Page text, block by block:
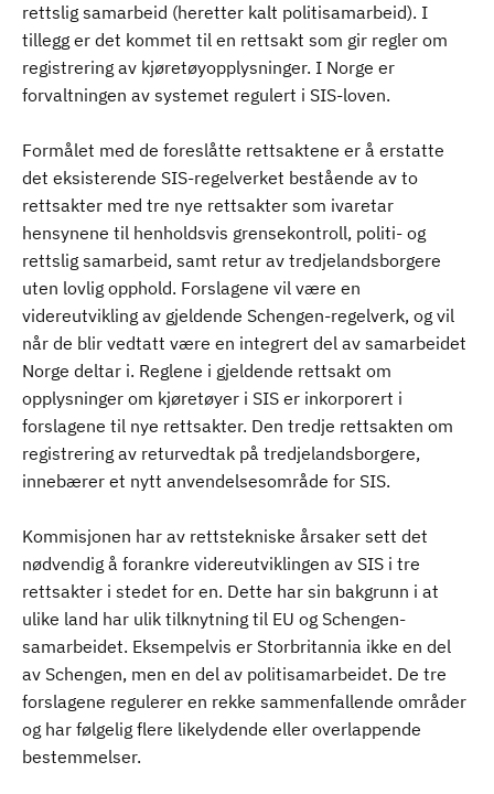
rettslig samarbeid (heretter kalt politisamarbeid). I
tillegg er det kommet til en rettsakt som gir regler om
registrering av kjøretøyopplysninger. I Norge er
forvaltningen av systemet regulert i SIS-loven.
Formålet med de foreslåtte rettsaktene er å erstatte
det eksisterende SIS-regelverket bestående av to
rettsakter med tre nye rettsakter som ivaretar
hensynene til henholdsvis grensekontroll, politi- og
rettslig samarbeid, samt retur av tredjelandsborgere
uten lovlig opphold. Forslagene vil være en
videreutvikling av gjeldende Schengen-regelverk, og vil
når de blir vedtatt være en integrert del av samarbeidet
Norge deltar i. Reglene i gjeldende rettsakt om
opplysninger om kjøretøyer i SIS er inkorporert i
forslagene til nye rettsakter. Den tredje rettsakten om
registrering av returvedtak på tredjelandsborgere,
innebærer et nytt anvendelsesområde for SIS.
Kommisjonen har av rettstekniske årsaker sett det
nødvendig å forankre videreutviklingen av SIS i tre
rettsakter i stedet for en. Dette har sin bakgrunn i at
ulike land har ulik tilknytning til EU og Schengen-
samarbeidet. Eksempelvis er Storbritannia ikke en del
av Schengen, men en del av politisamarbeidet. De tre
forslagene regulerer en rekke sammenfallende områder
og har følgelig flere likelydende eller overlappende
bestemmelser.